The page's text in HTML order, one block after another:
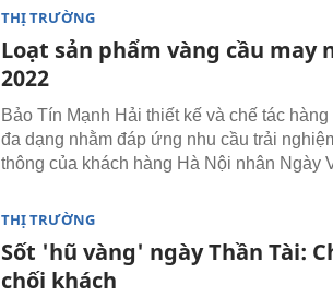
THỊ TRƯỜNG
Loạt sản phẩm vàng cầu may
2022
Bảo Tín Mạnh Hải thiết kế và chế tác
đa dạng nhằm đáp ứng nhu cầu trải
thông của khách hàng Hà Nội nhân Ngày
THỊ TRƯỜNG
Sốt 'hũ vàng' ngày Thần Tài:
chối khách